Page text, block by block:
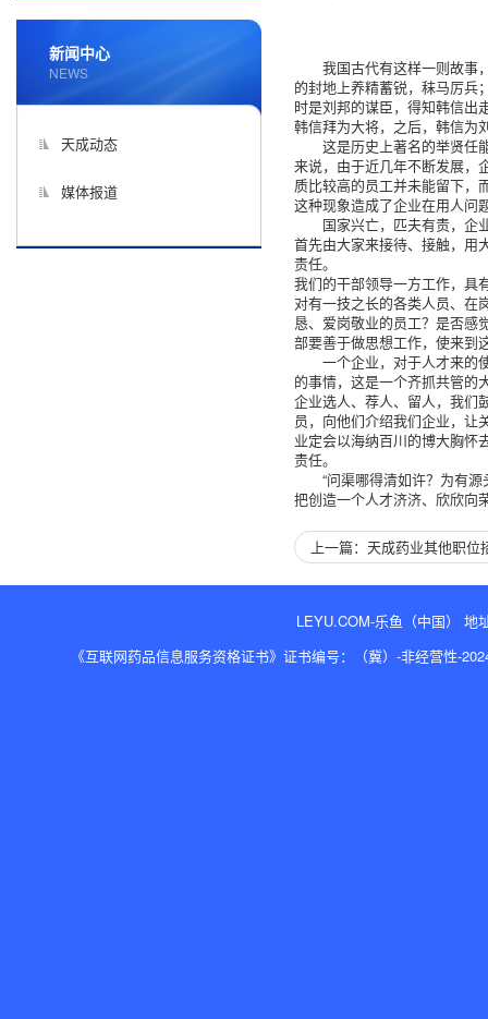
新闻中心
NEWS
天成动态
媒体报道
我国古代有这样一则故事
的封地上养精蓄锐，秣马厉兵
时是刘邦的谋臣，得知韩信出
韩信拜为大将，之后，韩信为
这是历史上著名的举贤任
来说，由于近几年不断发展，
质比较高的员工并未能留下，
这种现象造成了企业在用人问
国家兴亡，匹夫有责，企
首先由大家来接待、接触，用
责任。
我们的干部领导一方工作，具
对有一技之长的各类人员、在
恳、爱岗敬业的员工？是否感
部要善于做思想工作，使来到
一个企业，对于人才来的
的事情，这是一个齐抓共管的
企业选人、荐人、留人，我们
员，向他们介绍我们企业，让
业定会以海纳百川的博大胸怀
责任。
“问渠哪得清如许？为有
把创造一个人才济济、欣欣向
上一篇：天成药业其他职位
LEYU.COM-乐鱼（中国） 地
《互联网药品信息服务资格证书》证书编号：（冀）-非经营性-